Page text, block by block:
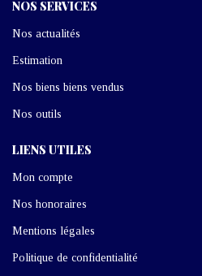
NOS SERVICES
Nos actualités
Estimation
Nos biens biens vendus
Nos outils
LIENS UTILES
Mon compte
Nos honoraires
Mentions légales
Politique de confidentialité